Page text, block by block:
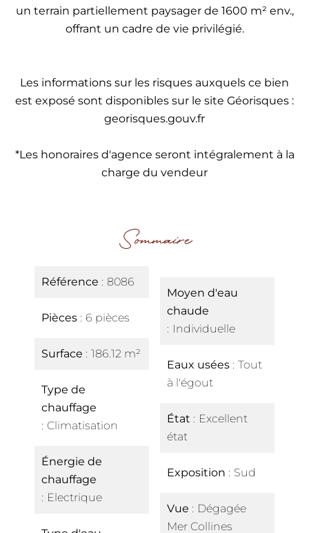
un terrain partiellement paysager de 1600 m² env.,
offrant un cadre de vie privilégié.
Les informations sur les risques auxquels ce bien
est exposé sont disponibles sur le site Géorisques :
georisques.gouv.fr
*Les honoraires d'agence seront intégralement à la
charge du vendeur
Sommaire
Référence 8086
Pièces 6 pièces
Surface 186.12 m²
Type de
chauffage
Climatisation
Énergie de
chauffage
Electrique
Moyen d'eau
chaude
Individuelle
Eaux usées
Tout
à l'égout
État
Excellent
état
Exposition Sud
Vue
Dégagée
Mer Collines